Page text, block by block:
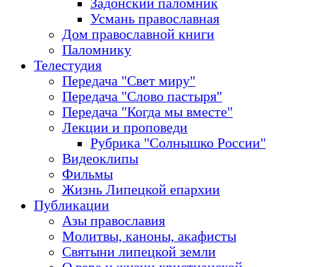
Задонский паломник
Усмань православная
Дом православной книги
Паломнику
Телестудия
Передача "Свет миру"
Передача "Слово пастыря"
Передача "Когда мы вместе"
Лекции и проповеди
Рубрика "Солнышко России"
Видеоклипы
Фильмы
Жизнь Липецкой епархии
Публикации
Азы православия
Молитвы, каноны, акафисты
Святыни липецкой земли